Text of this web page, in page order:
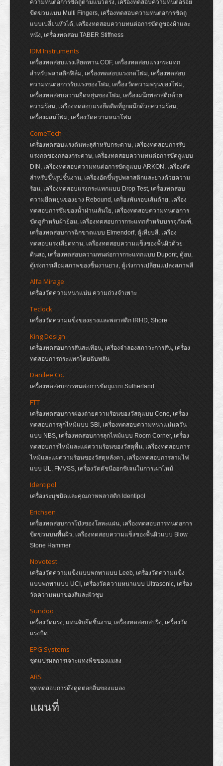
ความทนต่อการขัดถูตามแนวตรง, เครื่องทดสอบความทนต่อรอย
ขีดข่วนแบบ Multi Fingers, เครื่องทดสอบความทนต่อการขัดถู
แบบเปลี่ยนหัวได้, เครื่องทดสอบความทนต่อการขัดถูของผ้าและ
หนัง, เครื่องทดสอบ TABER Stiffness
IDM Instruments
เครื่องทดสอบแรงเสียดทาน COF, เครื่องทดสอบแรงกระแทก
สำหรับพลาสติกฟิล์ม, เครื่องทดสอบแรงกดโฟม, เครื่องทดสอบ
ความทนต่อการรับแรงของโฟม, เครื่องวัดความพรุนของโฟม,
เครื่องทดสอบความยืดหยุ่นของโฟม, เครื่องผนึกพลาสติกด้วย
ความร้อน, เครื่องทดสอบแรงยึดติดที่ถูกผนึกด้วยความร้อน,
เครื่องผสมโฟม, เครื่องวัดความหนาโฟม
ComeTech
เครื่องทดสอบแรงดันทะลุสำหรับกระดาษ, เครื่องทดสอบการรับ
แรงกดของกล่องกระดาษ, เครื่องทดสอบความทนต่อการขัดถูแบบ
DIN, เครื่องทดสอบความทนต่อการขัดถูแบบ ARKON, เครื่องตัด
สำหรับขึ้นรูปชิ้นงาน, เครื่องอัดขึ้นรูปพลาสติกและยางด้วยความ
ร้อน, เครื่องทดสอบแรงกระแทกแบบ Drop Test, เครื่องทดสอบ
ความยืดหยุ่นของยาง Rebound, เครื่องพันรอบเส้นด้าย, เครื่อง
ทดสอบการซึมของน้ำผ่านเส้นใย, เครื่องทดสอบความทนต่อการ
ขัดถูสำหรับผ้าย้อม, เครื่องทดสอบการกระแทกสำหรับบรรจุภัณฑ์,
เครื่องทดสอบการฉีกขาดแบบ Elmendorf, ตู้เทียบสี, เครื่อง
ทดสอบแรงเสียดทาน, เครื่องทดสอบความแข็งของพื้นผิวด้วย
ดินสอ, เครื่องทดสอบความทนต่อการกระแทกแบบ Dupont, ตู้อบ,
ตู้เร่งการเสื่อมสภาพของชิ้นงานยาง, ตู้เร่งการเปลี่ยนแปลงสภาพสี
Alfa Mirage
เครื่องวัดความหนาแน่น ความถ่วงจำเพาะ
Teclock
เครื่องวัดความแข็งของยางและพลาสติก IRHD, Shore
King Design
เครื่องทดสอบการสั่นสะเทือน, เครื่องจำลองสภาวะการสั่น, เครื่อง
ทดสอบการกระแทกโดยฉับพลัน
Danilee Co.
เครื่องทดสอบการทนต่อการขัดถูแบบ Sutherland
FTT
เครื่องทดสอบการผ่องถ่ายความร้อนของวัสดุแบบ Cone, เครื่อง
ทดสอบการลุกไหม้แบบ SBI, เครื่องทดสอบความหนาแน่นควัน
แบบ NBS, เครื่องทดสอบการลุกไหม้แบบ Room Corner, เครื่อง
ทดสอบการไหม้และแผ่ความร้อนของวัสดุพื้น, เครื่องทดสอบการ
ไหม้และแผ่ความร้อนของวัสดุหลังคา, เครื่องทดสอบการลามไฟ
แบบ UL, FMVSS, เครื่องวัดดัชนีออกซิเจนในการเผาไหม้
Identipol
เครื่องระบุชนิดและคุณภาพพลาสติก Identipol
Erichsen
เครื่องทดสอบการโป่งของโลหะแผ่น, เครื่องทดสอบการทนต่อการ
ขีดข่วนบนพื้นผิว, เครื่องทดสอบความแข็งของพื้นผิวแบบ Blow
Stone Hammer
Novotest
เครื่องวัดความแข็งแบบพกพาแบบ Leeb, เครื่องวัดความแข็ง
แบบพกพาแบบ UCI, เครื่องวัดความหนาแบบ Ultrasonic, เครื่อง
วัดความหนาของสีและผิวชุบ
Sundoo
เครื่องวัดแรง, แท่นจับยึดชิ้นงาน, เครื่องทดสอบสปริง, เครื่องวัด
แรงบิด
EPG Systems
ชุดแปรผลการเจาะแทงพืชของแมลง
ARS
ชุดทดสอบการดึงดูดต่อกลิ่นของแมลง
แผนที่